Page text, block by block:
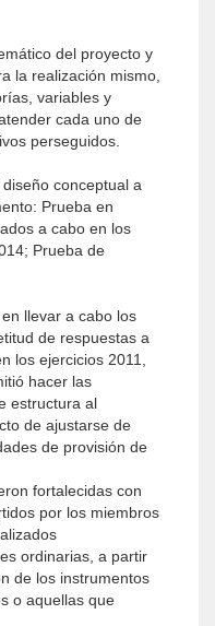
del proyecto y
la realización mismo,
variables y
cada uno de
perseguidos.
conceptual a
Prueba en
a cabo en los
Prueba de
llevar a cabo los
de respuestas a
los ejercicios 2011,
hacer las
estructura al
de ajustarse de
de provisión de
fortalecidas con
por los miembros
ordinarias, a partir
de los instrumentos
o aquellas que